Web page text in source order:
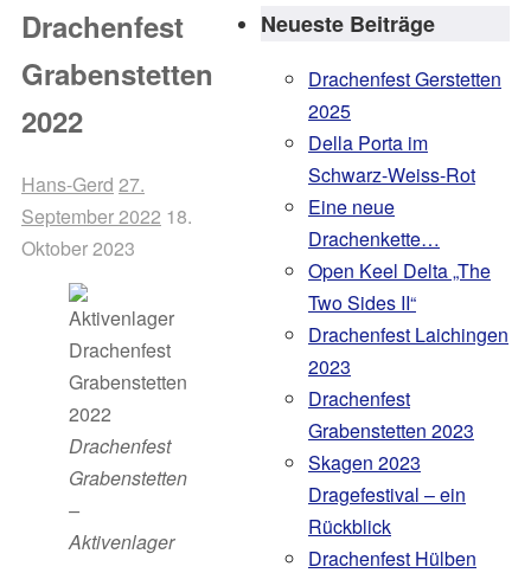
Drachenfest
Grabenstetten
2022
Hans-Gerd 27.
September 2022 18.
Oktober 2023
Drachenfest
Grabenstetten
–
Aktivenlager
Neueste Beiträge
Drachenfest Gerstetten
2025
Della Porta im
Schwarz-Weiss-Rot
Eine neue
Drachenkette…
Open Keel Delta „The
Two Sides II“
Drachenfest Laichingen
2023
Drachenfest
Grabenstetten 2023
Skagen 2023
Dragefestival – ein
Rückblick
Drachenfest Hülben